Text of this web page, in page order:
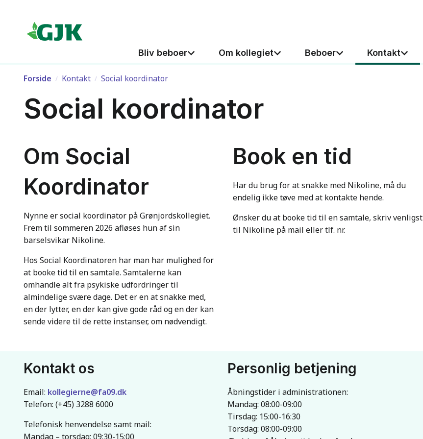
Hop til indhold
Hop til søgning
Bliv beboer Om kollegiet Beboer Kontakt
Forside Kontakt Social koordinator
Social koordinator
Om Social
Koordinator
Nynne er social koordinator på Grønjordskollegiet.
Frem til sommeren 2026 afløses hun af sin
barselsvikar Nikoline.
Hos Social Koordinatoren har man har mulighed for
at booke tid til en samtale. Samtalerne kan
omhandle alt fra psykiske udfordringer til
almindelige svære dage. Det er en at snakke med,
en der lytter, en der kan give gode råd og en der kan
sende videre til de rette instanser, om nødvendigt.
Book en tid
Har du brug for at snakke med Nikoline, må du
endelig ikke tøve med at kontakte hende.
Ønsker du at booke tid til en samtale, skriv venligst
til Nikoline på mail eller tlf. nr.
Kontakt os
Email: kollegierne@fa09.dk
Telefon: (+45) 3288 6000
Telefonisk henvendelse samt mail:
Mandag – torsdag: 09:30-15:00
Personlig betjening
Åbningstider i administrationen:
Mandag: 08:00-09:00
Tirsdag: 15:00-16:30
Torsdag: 08:00-09:00